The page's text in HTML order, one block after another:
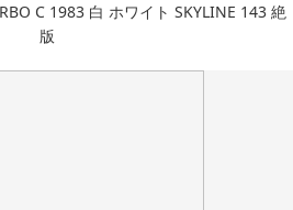
C 1983 白 ホワイト SKYLINE 143 絶
版